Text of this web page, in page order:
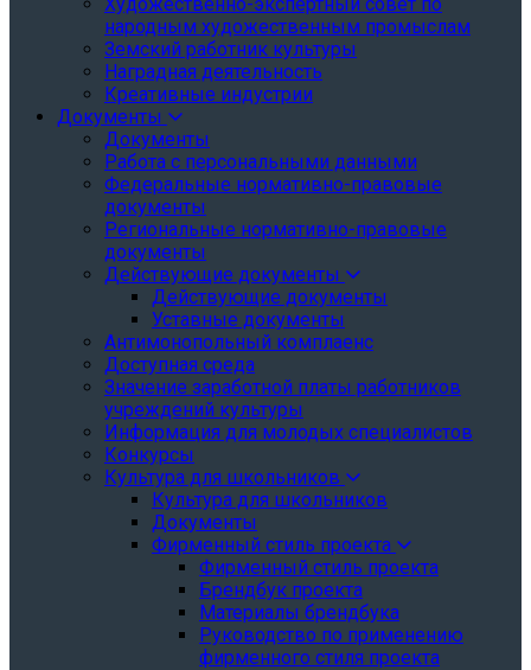
Художественно-экспертный совет по
народным художественным промыслам
Земский работник культуры
Наградная деятельность
Креативные индустрии
Документы
Документы
Работа с персональными данными
Федеральные нормативно-правовые
документы
Региональные нормативно-правовые
документы
Действующие документы
Действующие документы
Уставные документы
Антимонопольный комплаенс
Доступная среда
Значение заработной платы работников
учреждений культуры
Информация для молодых специалистов
Конкурсы
Культура для школьников
Культура для школьников
Документы
Фирменный стиль проекта
Фирменный стиль проекта
Брендбук проекта
Материалы брендбука
Руководство по применению
фирменного стиля проекта